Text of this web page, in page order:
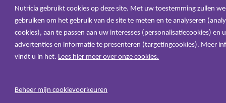
Nutricia gebruikt cookies op deze site. Met uw toestemming zullen
gebruiken om het gebruik van de site te meten en te analyseren
cookies), aan te passen aan uw interesses (personalisatiecookies) en
advertenties en informatie te presenteren (targetingcookies). Meer
vindt u in het. Lees hier meer over onze cookies.
Beheer mijn cookievoorkeuren